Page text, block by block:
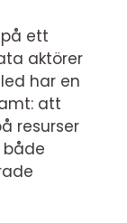
ett
aktörer
har en
att
resurser